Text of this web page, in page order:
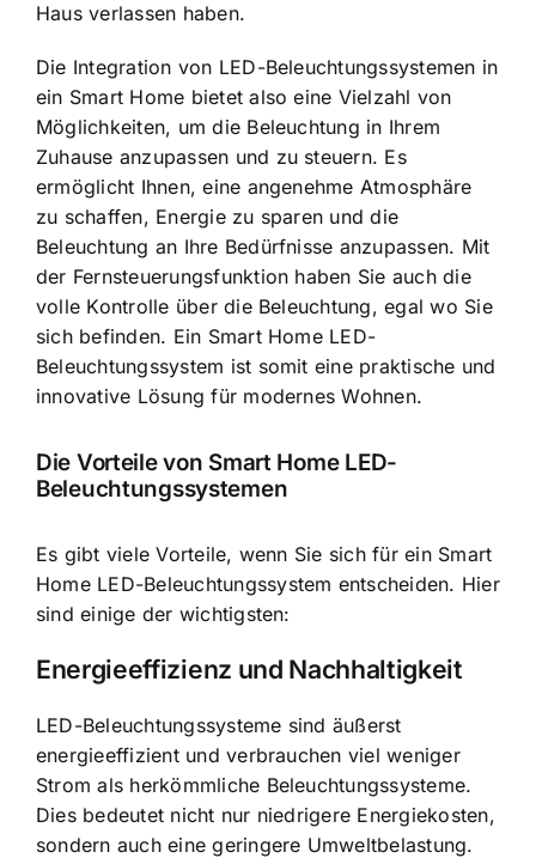
Haus verlassen haben.
Die Integration von LED-Beleuchtungssystemen in
ein Smart Home bietet also eine Vielzahl von
Möglichkeiten, um die Beleuchtung in Ihrem
Zuhause anzupassen und zu steuern. Es
ermöglicht Ihnen, eine angenehme Atmosphäre
zu schaffen, Energie zu sparen und die
Beleuchtung an Ihre Bedürfnisse anzupassen. Mit
der Fernsteuerungsfunktion haben Sie auch die
volle Kontrolle über die Beleuchtung, egal wo Sie
sich befinden. Ein Smart Home LED-
Beleuchtungssystem ist somit eine praktische und
innovative Lösung für modernes Wohnen.
Die Vorteile von Smart Home LED-
Beleuchtungssystemen
Es gibt viele Vorteile, wenn Sie sich für ein Smart
Home LED-Beleuchtungssystem entscheiden. Hier
sind einige der wichtigsten:
Energieeffizienz und Nachhaltigkeit
LED-Beleuchtungssysteme sind äußerst
energieeffizientund verbrauchen viel weniger
Strom als herkömmliche Beleuchtungssysteme.
Dies bedeutet nicht nur niedrigere Energiekosten,
sondern auch eine geringere Umweltbelastung.